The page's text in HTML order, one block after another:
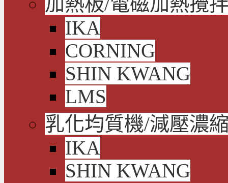
IKA
CORNING
SHIN KWANG
LMS
乳化均質機/減壓濃
IKA
SHIN KWANG